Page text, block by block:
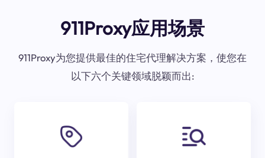
911Proxy应用场景
911Proxy为您提供最佳的住宅代理解决方案，使您在
以下六个关键领域脱颖而出: